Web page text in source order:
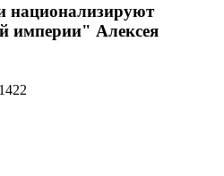
национализируют
империи" Алексея
1422